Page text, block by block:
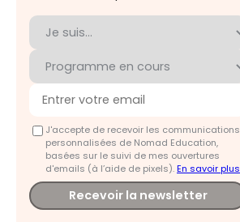
J'accepte de recevoir les communications
personnalisées de Nomad Education,
basées sur le suivi de mes ouvertures
d'emails (à l’aide de pixels).En savoir plus
Recevoir la newsletter